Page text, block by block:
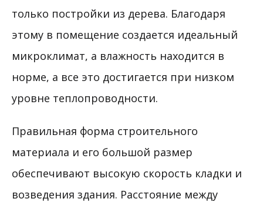
только постройки из дерева. Благодаря
этому в помещение создается идеальный
микроклимат, а влажность находится в
норме, а все это достигается при низком
уровне теплопроводности.
Правильная форма строительного
материала и его большой размер
обеспечивают высокую скорость кладки и
возведения здания. Расстояние между